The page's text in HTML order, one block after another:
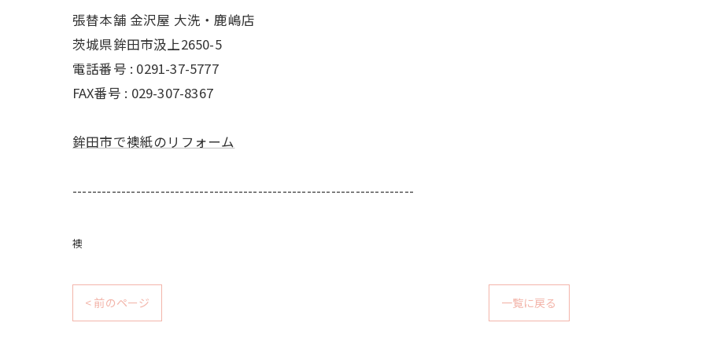
張替本舗 金沢屋 大洗・鹿嶋店
茨城県鉾田市汲上2650-5
電話番号 : 0291-37-5777
FAX番号 : 029-307-8367
鉾田市で襖紙のリフォーム
----------------------------------------------------------------------
襖
< 前のページ 一覧に戻る